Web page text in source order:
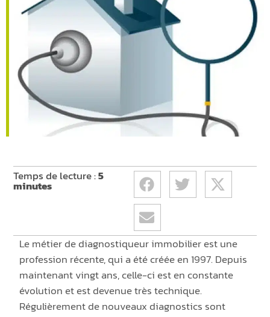
Temps de lecture :5
minutes
Le métier de diagnostiqueur immobilier est une
profession récente, qui a été créée en 1997. Depuis
maintenant vingt ans, celle-ci est en constante
évolution et est devenue très technique.
Régulièrement de nouveaux diagnostics sont